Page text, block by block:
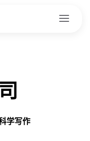
学写作